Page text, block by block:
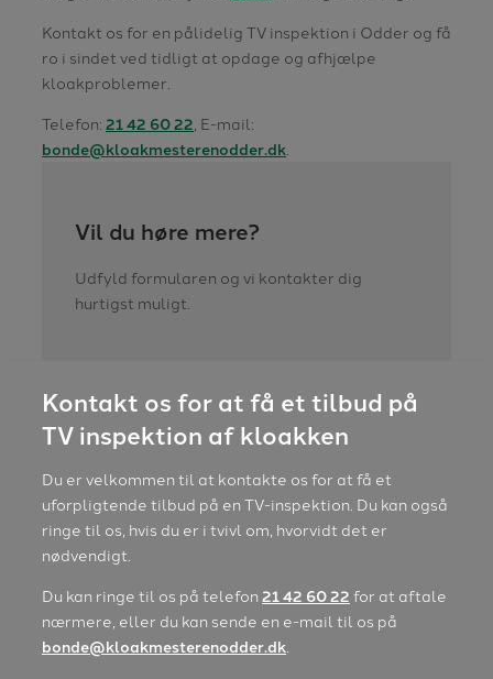
Kontakt os for en pålidelig TV inspektion i Odder og få
ro i sindet ved tidligt at opdage og afhjælpe
kloakproblemer.
Telefon: 21 42 60 22 , E-mail:
bonde@kloakmesterenodder.dk
Vil du høre mere?
Udfyld formularen og vi kontakter dig
hurtigst muligt.
Kontakt os for at få et tilbud på
TV inspektion af kloakken
​Du er velkommen til at kontakte os for at få et
uforpligtende tilbud på en TV-inspektion. Du kan også
ringe til os, hvis du er i tvivl om, hvorvidt det er
nødvendigt.
Du kan ringe til os på telefon 21 42 60 22 for at aftale
nærmere, eller du kan sende en e-mail til os på
bonde@kloakmesterenodder.dk.